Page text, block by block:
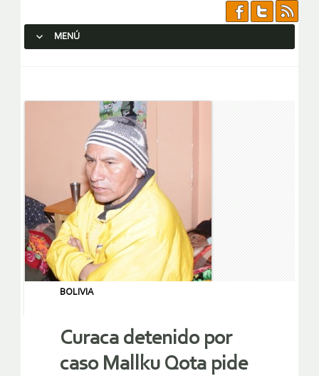
MENÚ
BOLIVIA
Curaca detenido por
caso Mallku Qota pide